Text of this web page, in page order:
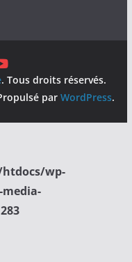
. Tous droits réservés.
parWordPress.
wp-
283